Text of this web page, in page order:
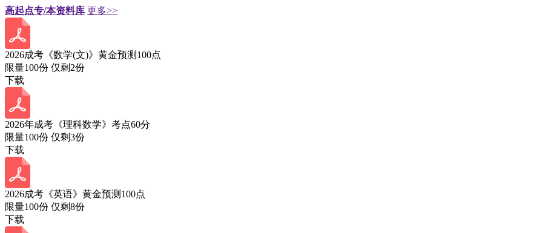
高起点专/本资料库 更多>>
2026成考《数学(文)》黄金预测100点
限量100份 仅剩 2份
下载
2026年成考《理科数学》考点60分
限量100份 仅剩3份
下载
2026成考《英语》黄金预测100点
限量100份 仅剩8份
下载